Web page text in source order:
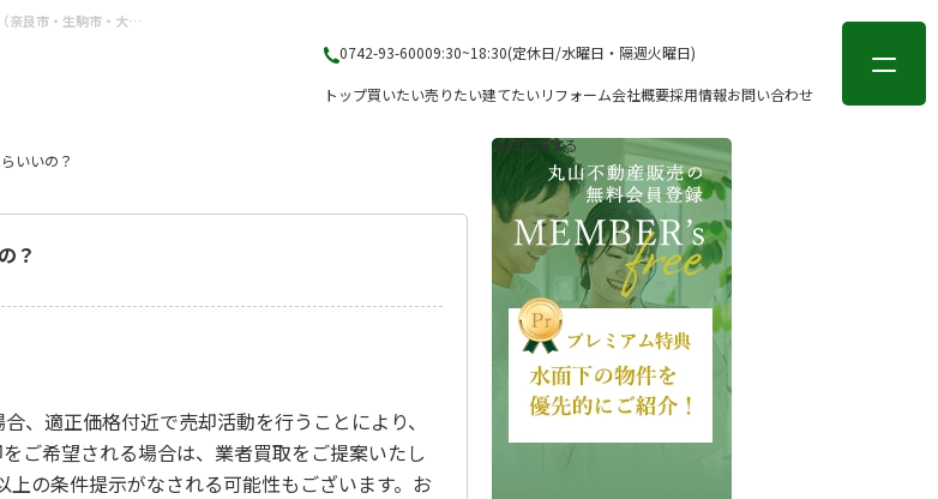
不動産を急いで売りたいときはどうしたらいいの？不動産を急いで売りたいときはどうしたらいいの？ | 奈良県（奈良市・生駒市・大和郡山市）の不動産売却・購入のことなら株式会社丸山不動産販売
0742-93-60009:30~18:30(定休日/水曜日・隔週火曜日)
トップ買いたい売りたい建てたいリフォーム会社概要採用情報お問い合わせ
会員登録 ログイン
いいの？
？
、適正価格付近で売却活動を行うことにより、
ご希望される場合は、業者買取をご提案いたし
の条件提示がなされる可能性もございます。お
会員登録する